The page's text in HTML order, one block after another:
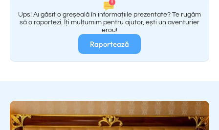
Ups! Ai găsit o greșeală în informațiile prezentate? Te rugăm
să o raportezi. Îți mulțumim pentru ajutor, ești un aventurier
erou!
Raportează